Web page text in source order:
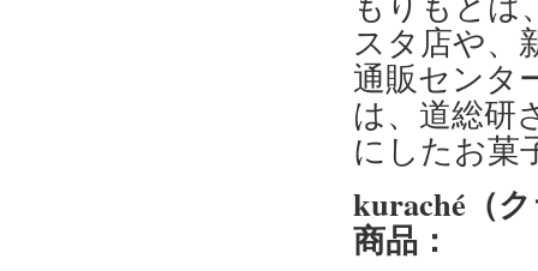
スタ店や、
通販センタ
は、道総研
にしたお菓
kuraché（
商品：